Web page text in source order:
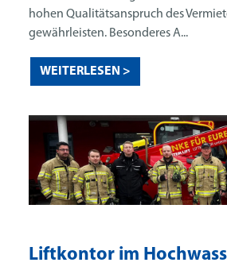
Liftkontor im
hohen Qualitätsanspruch des
gewährleisten. Besonderes A...
WEITERLESEN >